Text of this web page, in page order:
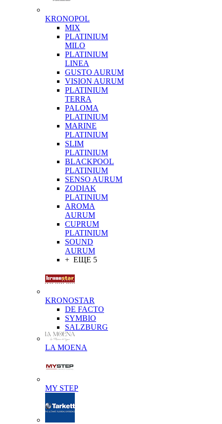
KRONOPOL
MIX
PLATINIUM
MILO
PLATINIUM
LINEA
GUSTO AURUM
VISION AURUM
PLATINIUM
TERRA
PALOMA
PLATINIUM
MARINE
PLATINIUM
SLIM
PLATINIUM
BLACKPOOL
PLATINIUM
SENSO AURUM
ZODIAK
PLATINIUM
AROMA
AURUM
CUPRUM
PLATINIUM
SOUND
AURUM
+ ЕЩЕ 5
KRONOSTAR
DE FACTO
SYMBIO
SALZBURG
LA MOENA
MY STEP